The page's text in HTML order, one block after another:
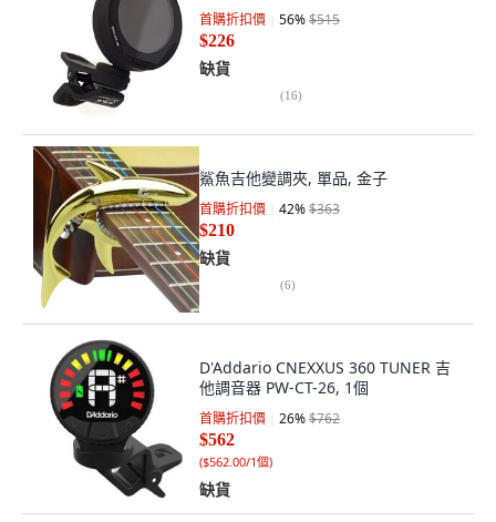
首購折扣價 56%$515
$226
缺貨
(16)
鯊魚吉他變調夾, 單品, 金子
首購折扣價 42%$363
$210
缺貨
(6)
D'Addario CNEXXUS 360 TUNER 吉
他調音器 PW-CT-26, 1個
首購折扣價 26%$762
$562
($562.00/1個)
缺貨